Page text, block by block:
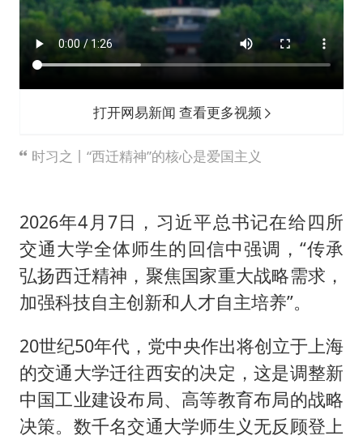
打开网易新闻 查看更多视频
时习之丨“西迁精神”的核心是爱国主义
2026年4月7日，习近平总书记在给四所
交通大学全体师生的回信中强调，“传承
弘扬西迁精神，聚焦国家重大战略需求，
加强科技自主创新和人才自主培养”。
20世纪50年代，党中央作出将创立于上海
的交通大学迁往西安的决定，这是调整新
中国工业建设布局、高等教育布局的战略
决策。数千名交通大学师生义无反顾登上